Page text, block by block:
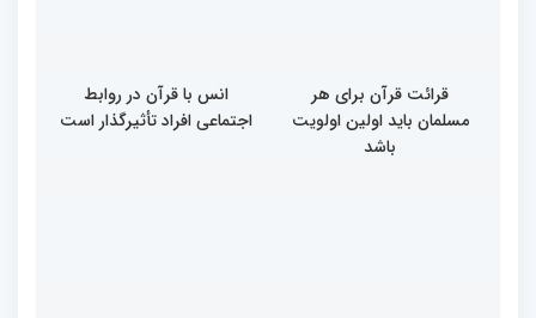
قرائت قرآن برای هر
مسلمان باید اولین اولویت
باشد
انس با قرآن در روابط
اجتماعی افراد تأثیرگذار است